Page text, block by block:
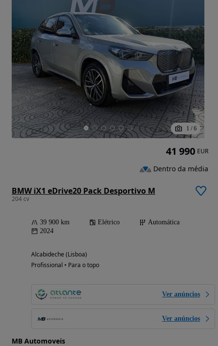
1 / 6
BMW iX1 eDrive20 Pack Desportivo M
204 cv
39 900 km Elétrico
Automática
2024
Alcabideche (Lisboa)
Profissional • Para o topo
Ver anúncios
Ver anúncios
MB Automoveis
41 990 EUR
Dentro da média